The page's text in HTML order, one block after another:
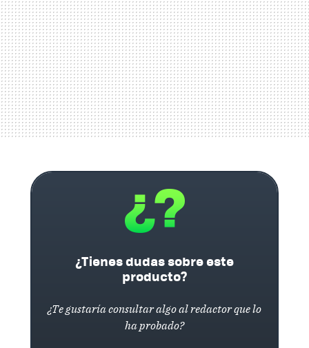
¿Tienes dudas sobre este
producto?
¿Te gustaría consultar algo al redactor que lo
ha probado?